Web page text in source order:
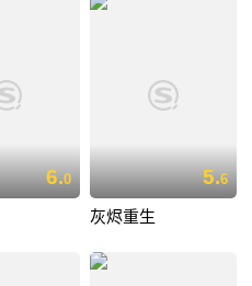
6.0 5.6
灰烬重生